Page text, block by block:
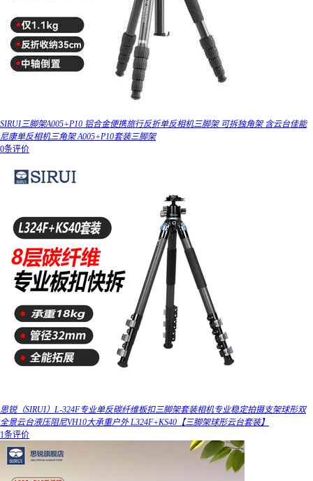
SIRUI三脚架A005+P10 铝合金便携旅行反折单反相机三脚架 可拆独角架 含云台佳能
尼康单反相机三角架 A005+P10套装三脚架
0条评价
思锐（SIRUI）L-324F专业单反碳纤维板扣三脚架套装相机专业稳定拍摄支架球形双
全景云台液压阻尼VH10大承重户外 L324F+KS40【三脚架球形云台套装】
1条评价